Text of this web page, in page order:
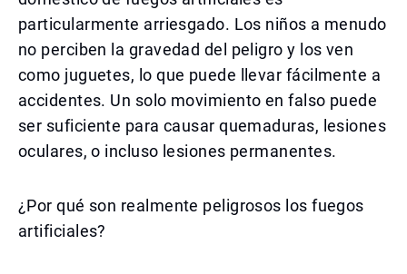
particularmente arriesgado. Los niños a menudo
no perciben la gravedad del peligro y los ven
como juguetes, lo que puede llevar fácilmente a
accidentes. Un solo movimiento en falso puede
ser suficiente para causar quemaduras, lesiones
oculares, o incluso lesiones permanentes.
¿Por qué son realmente peligrosos los fuegos
artificiales?